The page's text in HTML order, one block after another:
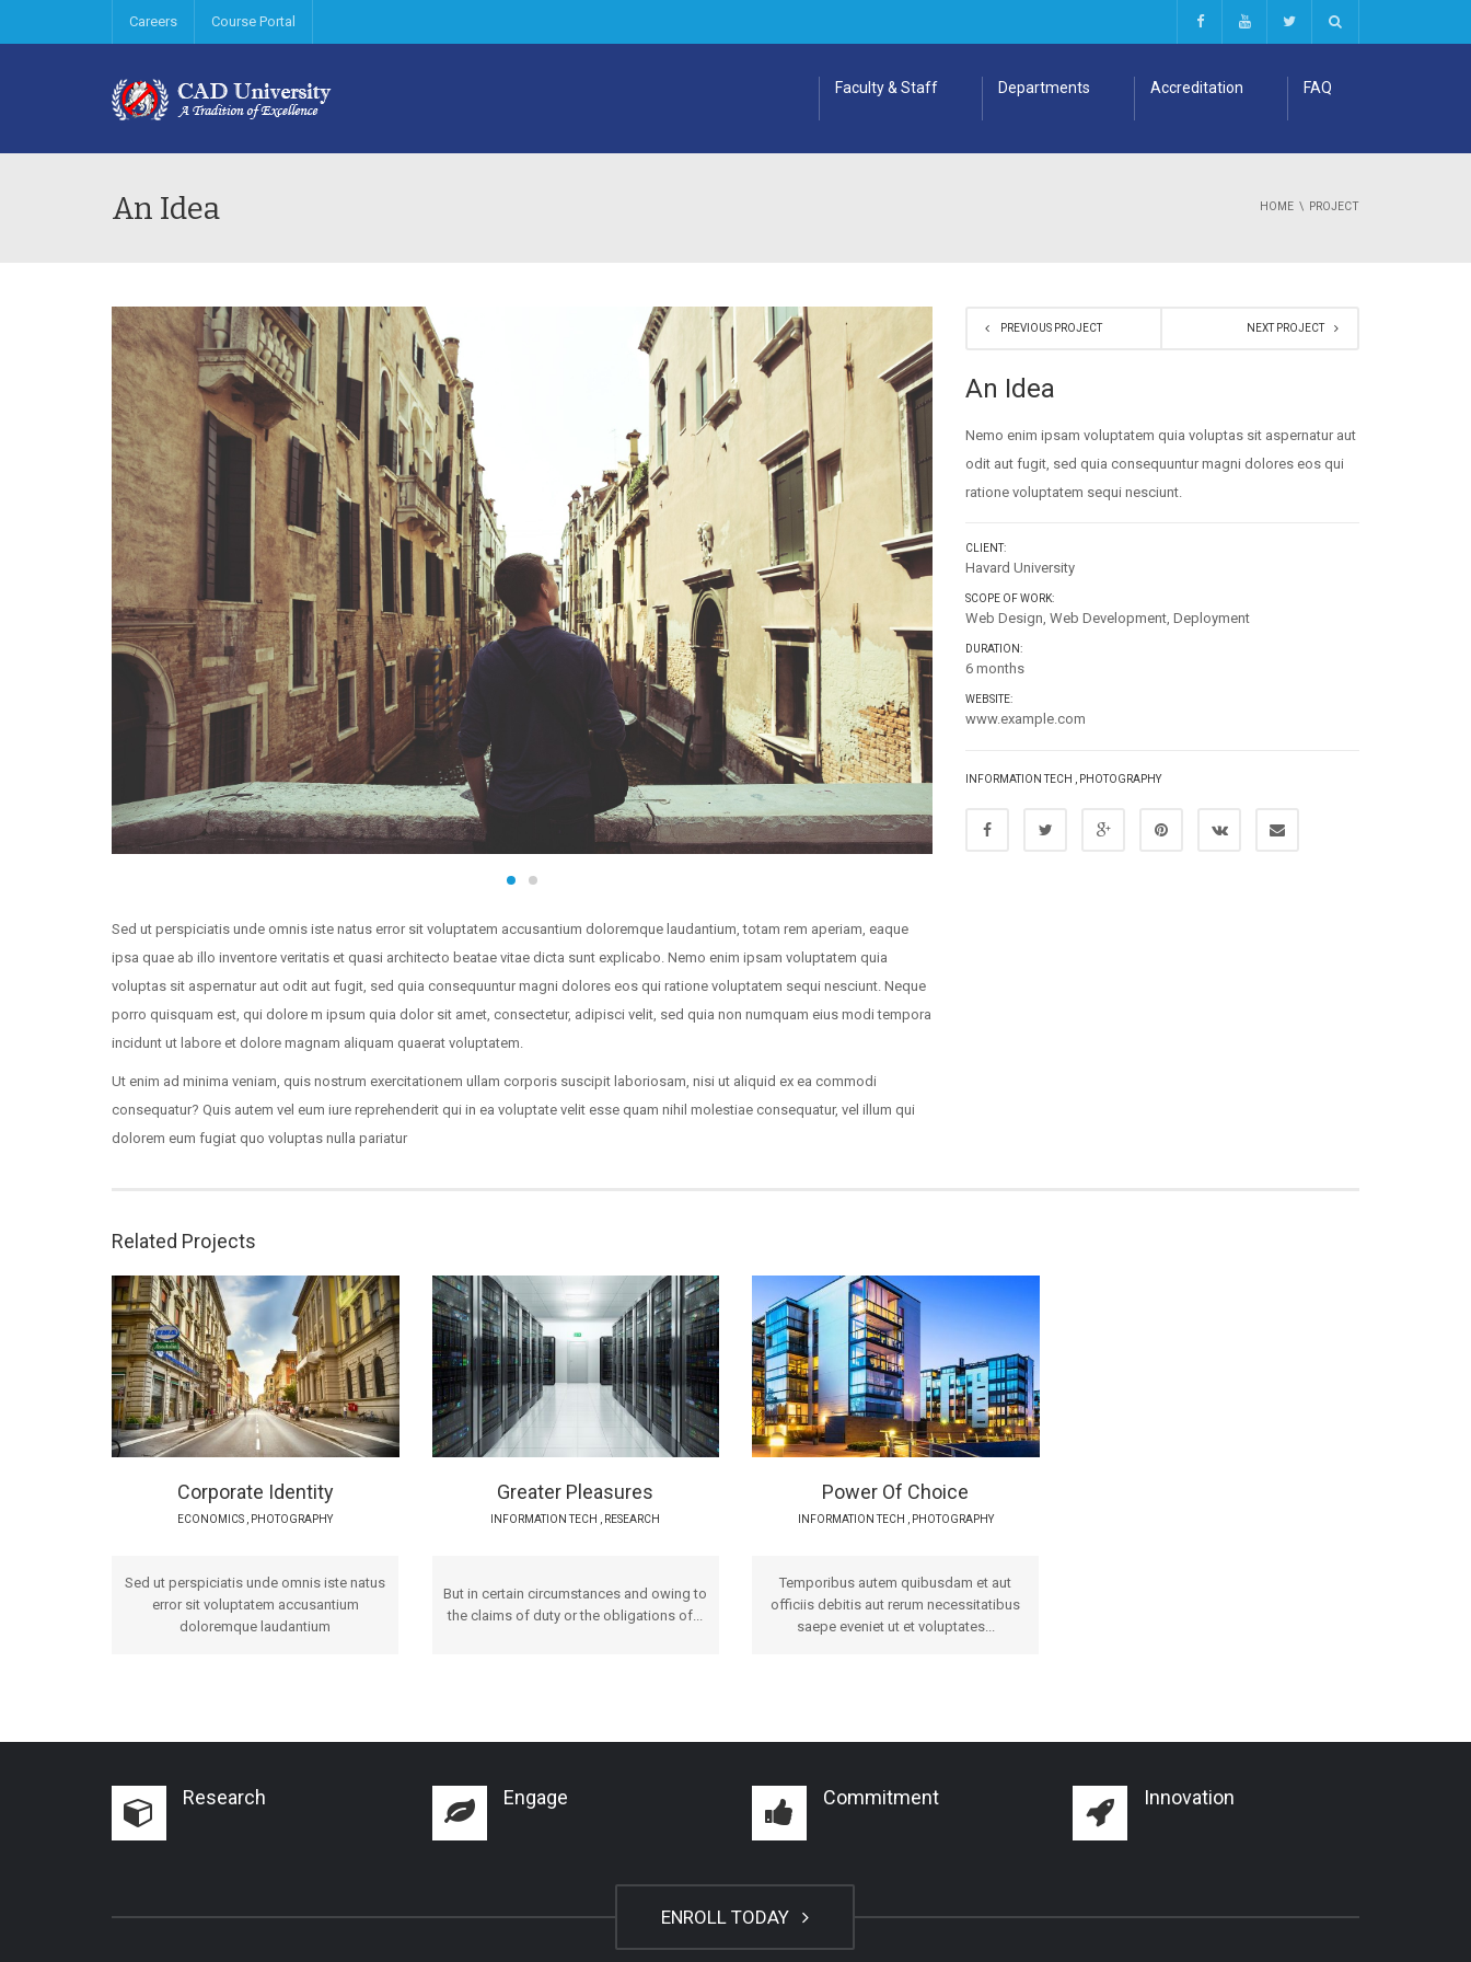
Careers Course Portal
Faculty & Staff Departments Accreditation FAQ
An Idea HOME PROJECT
Sed ut perspiciatis unde omnis iste natus error sit voluptatem accusantium doloremque laudantium, totam rem aperiam, eaque
ipsa quae ab illo inventore veritatis et quasi architecto beatae vitae dicta sunt explicabo. Nemo enim ipsam voluptatem quia
voluptas sit aspernatur aut odit aut fugit, sed quia consequuntur magni dolores eos qui ratione voluptatem sequi nesciunt. Neque
porro quisquam est, qui dolore m ipsum quia dolor sit amet, consectetur, adipisci velit, sed quia non numquam eius modi tempora
incidunt ut labore et dolore magnam aliquam quaerat voluptatem.
Ut enim ad minima veniam, quis nostrum exercitationem ullam corporis suscipit laboriosam, nisi ut aliquid ex ea commodi
consequatur? Quis autem vel eum iure reprehenderit qui in ea voluptate velit esse quam nihil molestiae consequatur, vel illum qui
dolorem eum fugiat quo voluptas nulla pariatur
PREVIOUS PROJECT NEXT PROJECT
An Idea
Nemo enim ipsam voluptatem quia voluptas sit aspernatur aut
odit aut fugit, sed quia consequuntur magni dolores eos qui
ratione voluptatem sequi nesciunt.
CLIENT:
Havard University
SCOPE OF WORK:
Web Design, Web Development, Deployment
DURATION:
6 months
WEBSITE:
www.example.com
INFORMATION TECH PHOTOGRAPHY
Related Projects
Corporate Identity
ECONOMICS PHOTOGRAPHY
Sed ut perspiciatis unde omnis iste natus
error sit voluptatem accusantium
doloremque laudantium
Greater Pleasures
INFORMATION TECH RESEARCH
But in certain circumstances and owing to
the claims of duty or the obligations of...
Power Of Choice
INFORMATION TECH PHOTOGRAPHY
Temporibus autem quibusdam et aut
officiis debitis aut rerum necessitatibus
saepe eveniet ut et voluptates...
Research Engage Commitment Innovation
ENROLL TODAY